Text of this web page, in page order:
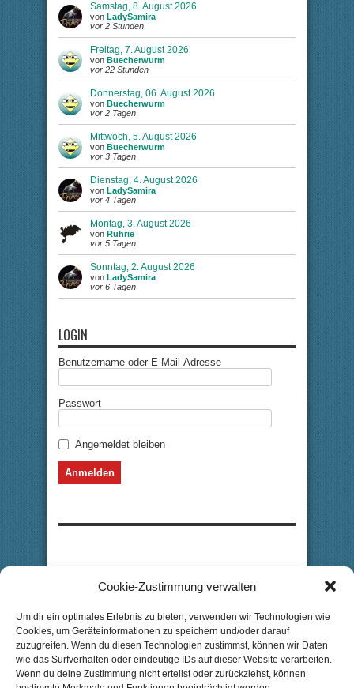
Cookie-Zustimmung verwalten
Um dir ein optimales Erlebnis zu bieten, verwenden wir Technologien wie
Cookies, um Geräteinformationen zu speichern und/oder darauf
zuzugreifen. Wenn du diesen Technologien zustimmst, können wir Daten
wie das Surfverhalten oder eindeutige IDs auf dieser Website verarbeiten.
Wenn du deine Zustimmung nicht erteilst oder zurückziehst, können
Samstag, 8. August 2026
von LadySamira
vor 2 Stunden
Freitag, 7. August 2026
von Buecherwurm
vor 22 Stunden
Donnerstag, 06. August 2026
von Buecherwurm
vor 2 Tagen
Mittwoch, 5. August 2026
von Buecherwurm
vor 3 Tagen
Dienstag, 4. August 2026
von LadySamira
vor 4 Tagen
Montag, 3. August 2026
von Ruhrie
vor 5 Tagen
Sonntag, 2. August 2026
von LadySamira
vor 6 Tagen
LOGIN
Benutzername oder E-Mail-Adresse
Passwort
Angemeldet bleiben